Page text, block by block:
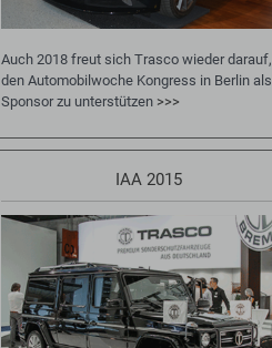
Auch 2018 freut sich Trasco wieder darauf,
den Automobilwoche Kongress in Berlin als
Sponsor zu unterstützen >>>
IAA 2015